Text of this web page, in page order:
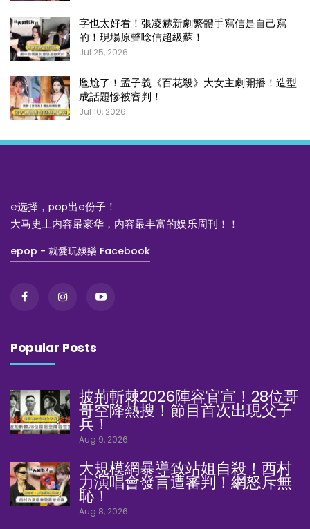
字也太好看！張凌赫新劇繁體手寫信是自己寫
的！現場原聲唸信超級蘇！
Jul 25, 2026
尷尬了！孟子義《百花殺》大女主劇開播！造型
成話題慘被審判！
Jul 10, 2026
e选择，pop出e份子！
大马史上内容最豪华，内容最丰富的娱乐周刊！！
epop - 就愛玩娛樂 Facebook
Popular Posts
披荊斬棘2026陣容官宣！28位哥
哥空降熱搜！節目首次出現父子
兵！
Aug 9, 2026
大規模網暴導致站姐自殺！西村
力演唱會發言遭審判！網怒斥無
恥！
Aug 8, 2026